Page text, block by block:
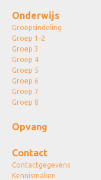
Onderwijs
Groepsindeling
Groep 1-2
Groep 3
Groep 4
Groep 5
Groep 6
Groep 7
Groep 8
Opvang
Contact
Contactgegevens
Kennismaken